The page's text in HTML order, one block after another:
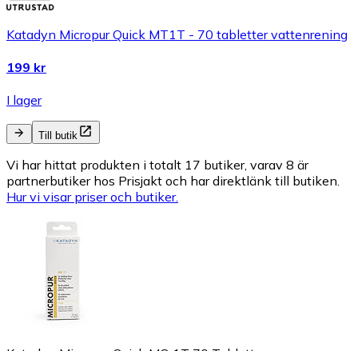
Katadyn Micropur Quick MT1T - 70 tabletter vattenrening
199 kr
I lager
Till butik
Vi har hittat produkten i totalt 17 butiker, varav 8 är
partnerbutiker hos Prisjakt och har direktlänk till butiken.
Hur vi visar priser och butiker.